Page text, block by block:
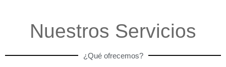
Nuestros Servicios
¿Qué ofrecemos?